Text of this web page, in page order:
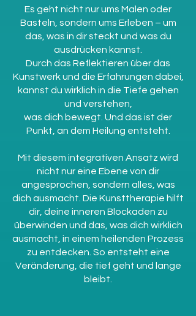
Es geht nicht nur ums Malen oder
Basteln, sondern ums Erleben – um
das, was in dir steckt und was du
ausdrücken kannst.
Durch das Reflektieren über das
Kunstwerk und die Erfahrungen dabei,
kannst du wirklich in die Tiefe gehen
und verstehen,
was dich bewegt. Und das ist der
Punkt, an dem Heilung entsteht.
Mit diesem integrativen Ansatz wird
nicht nur eine Ebene von dir
angesprochen, sondern alles, was
dich ausmacht. Die Kunsttherapie hilft
dir, deine inneren Blockaden zu
überwinden und das, was dich wirklich
ausmacht, in einem heilenden Prozess
zu entdecken. So entsteht eine
Veränderung, die tief geht und lange
bleibt.